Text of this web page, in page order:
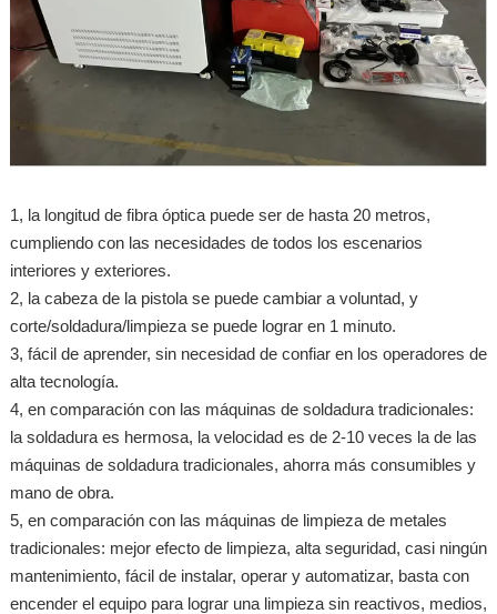
1, la longitud de fibra óptica puede ser de hasta 20 metros,
cumpliendo con las necesidades de todos los escenarios
interiores y exteriores.
2, la cabeza de la pistola se puede cambiar a voluntad, y
corte/soldadura/limpieza se puede lograr en 1 minuto.
3, fácil de aprender, sin necesidad de confiar en los operadores de
alta tecnología.
4, en comparación con las máquinas de soldadura tradicionales:
la soldadura es hermosa, la velocidad es de 2-10 veces la de las
máquinas de soldadura tradicionales, ahorra más consumibles y
mano de obra.
5, en comparación con las máquinas de limpieza de metales
tradicionales: mejor efecto de limpieza, alta seguridad, casi ningún
mantenimiento, fácil de instalar, operar y automatizar, basta con
encender el equipo para lograr una limpieza sin reactivos, medios,